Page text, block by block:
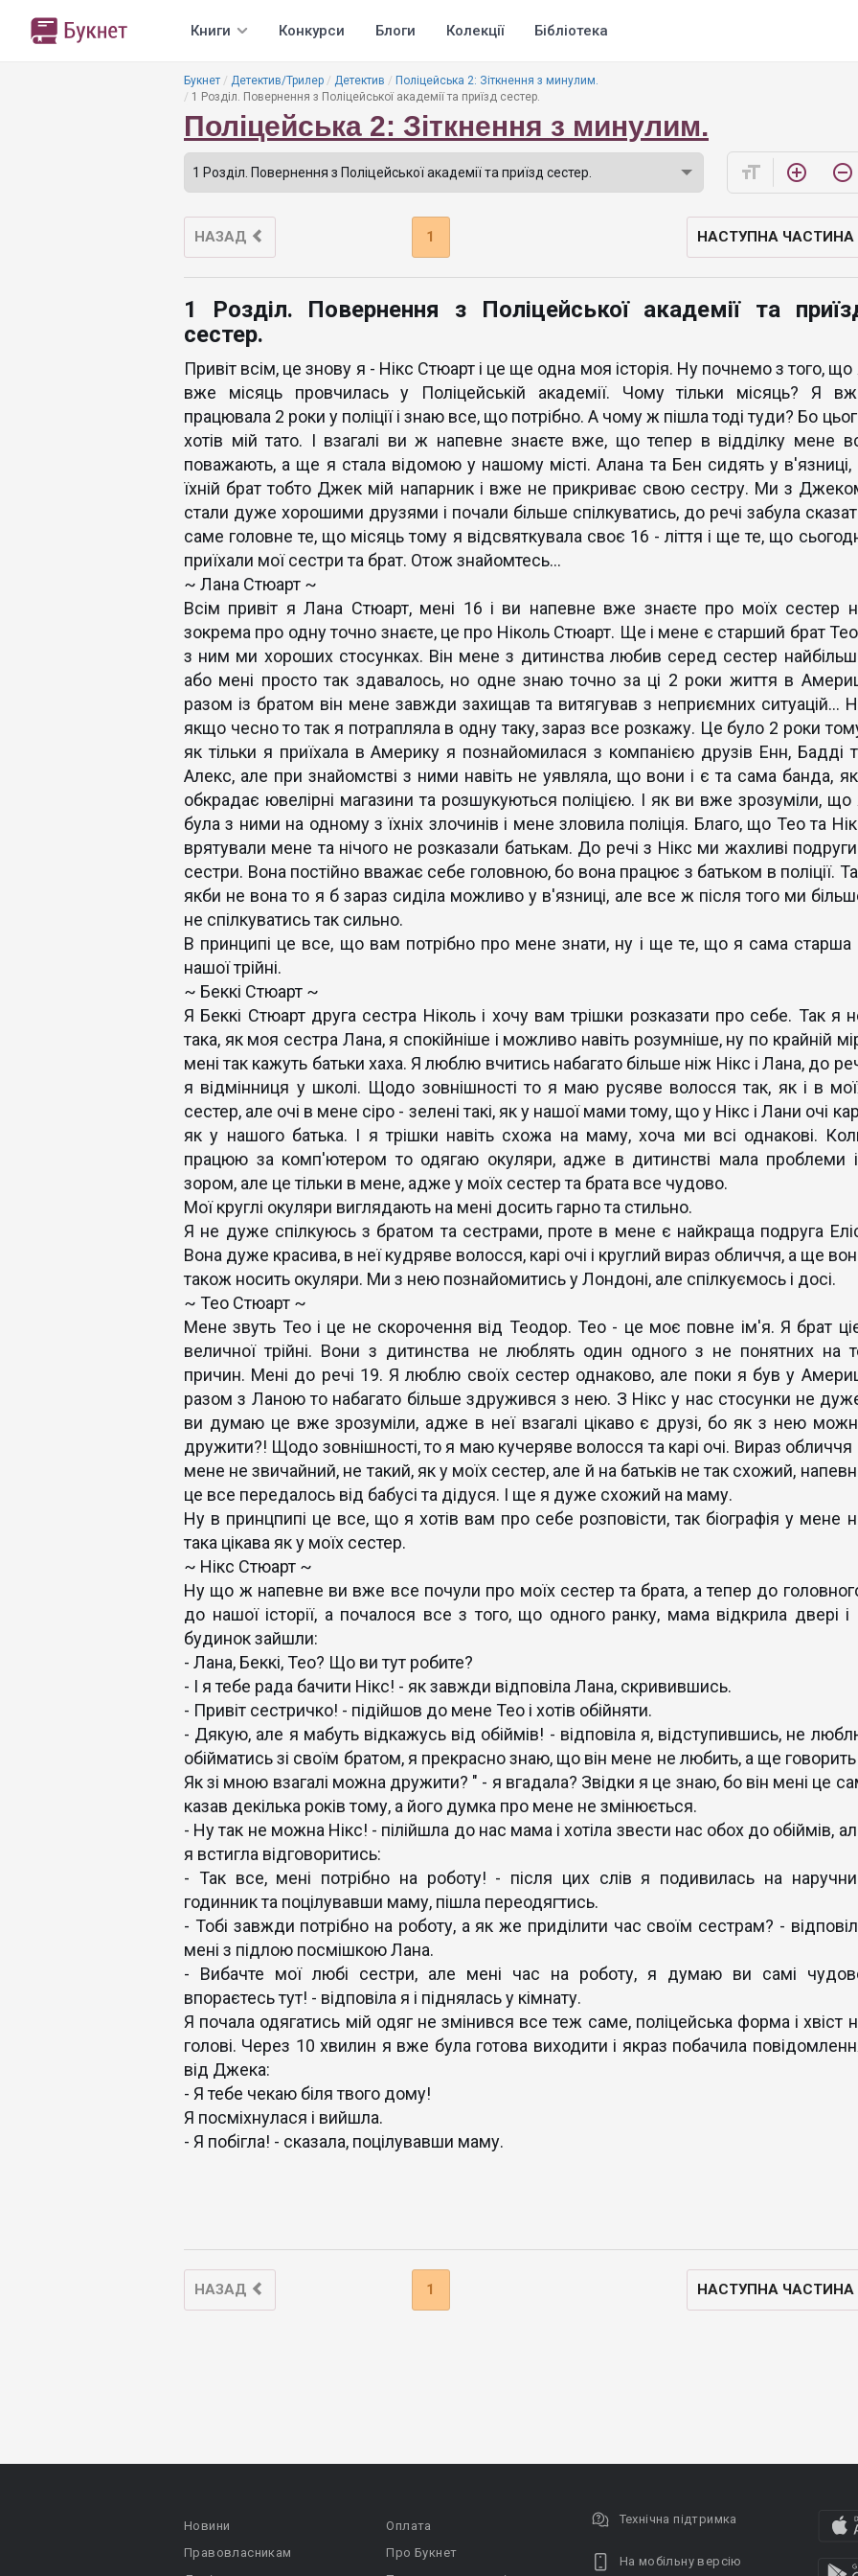
Книги Конкурси Блоги Колекції Бібліотека
Букнет Детектив/Трилер Детектив
Поліцейська 2: Зіткнення з минулим.
1 Розділ. Повернення з Поліцейської академії та приїзд сестер.
Поліцейська 2: Зіткнення з минулим.
format_size add_circle_outline remove_circle_outline
НАЗАД 1 НАСТУПНА ЧАСТИНА
1 Розділ. Повернення з Поліцейської академії та
сестер.
Привіт всім, це знову я - Нікс Стюарт і це ще одна моя історія. Ну почнемо з того, що
вже місяць провчилась у Поліцейській академії. Чому тільки місяць? Я
працювала 2 роки у поліції і знаю все, що потрібно. А чому ж пішла тоді туди? Бо
хотів мій тато. І взагалі ви ж напевне знаєте вже, що тепер в відділку мене
поважають, а ще я стала відомою у нашому місті. Алана та Бен сидять у в'язниці,
їхній брат тобто Джек мій напарник і вже не прикриває свою сестру. Ми з
стали дуже хорошими друзями і почали більше спілкуватись, до речі забула
саме головне те, що місяць тому я відсвяткувала своє 16 - ліття і ще те, що
приїхали мої сестри та брат. Отож знайомтесь...
~ Лана Стюарт ~
Всім привіт я Лана Стюарт, мені 16 і ви напевне вже знаєте про моїх сестер
зокрема про одну точно знаєте, це про Ніколь Стюарт. Ще і мене є старший брат Тео
з ним ми хороших стосунках. Він мене з дитинства любив серед сестер
або мені просто так здавалось, но одне знаю точно за ці 2 роки життя в
разом із братом він мене завжди захищав та витягував з неприємних ситуацій...
якщо чесно то так я потрапляла в одну таку, зараз все розкажу. Це було 2 роки
як тільки я приїхала в Америку я познайомилася з компанією друзів Енн, Бадді
Алекс, але при знайомстві з ними навіть не уявляла, що вони і є та сама банда,
обкрадає ювелірні магазини та розшукуються поліцією. І як ви вже зрозуміли, що
була з ними на одному з їхніх злочинів і мене зловила поліція. Благо, що Тео та
врятували мене та нічого не розказали батькам. До речі з Нікс ми жахливі подруги
сестри. Вона постійно вважає себе головною, бо вона працює з батьком в поліції.
якби не вона то я б зараз сиділа можливо у в'язниці, але все ж після того ми
не спілкуватись так сильно.
В принципі це все, що вам потрібно про мене знати, ну і ще те, що я сама старша
нашої трійні.
~ Беккі Стюарт ~
Я Беккі Стюарт друга сестра Ніколь і хочу вам трішки розказати про себе. Так я
така, як моя сестра Лана, я спокійніше і можливо навіть розумніше, ну по крайній
мені так кажуть батьки хаха. Я люблю вчитись набагато більше ніж Нікс і Лана, до
я відмінниця у школі. Щодо зовнішності то я маю русяве волосся так, як і в
сестер, але очі в мене сіро - зелені такі, як у нашої мами тому, що у Нікс і Лани очі
як у нашого батька. І я трішки навіть схожа на маму, хоча ми всі однакові.
працюю за комп'ютером то одягаю окуляри, адже в дитинстві мала проблеми
зором, але це тільки в мене, адже у моїх сестер та брата все чудово.
Мої круглі окуляри виглядають на мені досить гарно та стильно.
Я не дуже спілкуюсь з братом та сестрами, проте в мене є найкраща подруга
Вона дуже красива, в неї кудряве волосся, карі очі і круглий вираз обличчя, а ще
також носить окуляри. Ми з нею познайомитись у Лондоні, але спілкуємось і досі.
~ Тео Стюарт ~
Мене звуть Тео і це не скорочення від Теодор. Тео - це моє повне ім'я. Я брат
величної трійні. Вони з дитинства не люблять один одного з не понятних на
причин. Мені до речі 19. Я люблю своїх сестер однаково, але поки я був у
разом з Ланою то набагато більше здружився з нею. З Нікс у нас стосунки не
ви думаю це вже зрозуміли, адже в неї взагалі цікаво є друзі, бо як з нею
дружити?! Щодо зовнішності, то я маю кучеряве волосся та карі очі. Вираз обличчя
мене не звичайний, не такий, як у моїх сестер, але й на батьків не так схожий,
це все передалось від бабусі та дідуся. І ще я дуже схожий на маму.
Ну в принцпипі це все, що я хотів вам про себе розповісти, так біографія у мене
така цікава як у моїх сестер.
~ Нікс Стюарт ~
Ну що ж напевне ви вже все почули про моїх сестер та брата, а тепер до
до нашої історії, а почалося все з того, що одного ранку, мама відкрила двері і
будинок зайшли:
- Лана, Беккі, Тео? Що ви тут робите?
- І я тебе рада бачити Нікс! - як завжди відповіла Лана, скривившись.
- Привіт сестричко! - підійшов до мене Тео і хотів обійняти.
- Дякую, але я мабуть відкажусь від обіймів! - відповіла я, відступившись, не
обійматись зі своїм братом, я прекрасно знаю, що він мене не любить, а ще
Як зі мною взагалі можна дружити? " - я вгадала? Звідки я це знаю, бо він мені це
казав декілька років тому, а його думка про мене не змінюється.
- Ну так не можна Нікс! - пілійшла до нас мама і хотіла звести нас обох до обіймів,
я встигла відговоритись:
- Так все, мені потрібно на роботу! - після цих слів я подивилась на
годинник та поцілувавши маму, пішла переодягтись.
- Тобі завжди потрібно на роботу, а як же приділити час своїм сестрам? -
мені з підлою посмішкою Лана.
- Вибачте мої любі сестри, але мені час на роботу, я думаю ви самі
впораєтесь тут! - відповіла я і піднялась у кімнату.
Я почала одягатись мій одяг не змінився все теж саме, поліцейська форма і хвіст
голові. Через 10 хвилин я вже була готова виходити і якраз побачила
від Джека:
- Я тебе чекаю біля твого дому!
Я посміхнулася і вийшла.
- Я побігла! - сказала, поцілувавши маму.
НАЗАД 1 НАСТУПНА ЧАСТИНА
Новини
Правовласникам
Оплата
Про Букнет
Технічна підтримка
На мобільну версію